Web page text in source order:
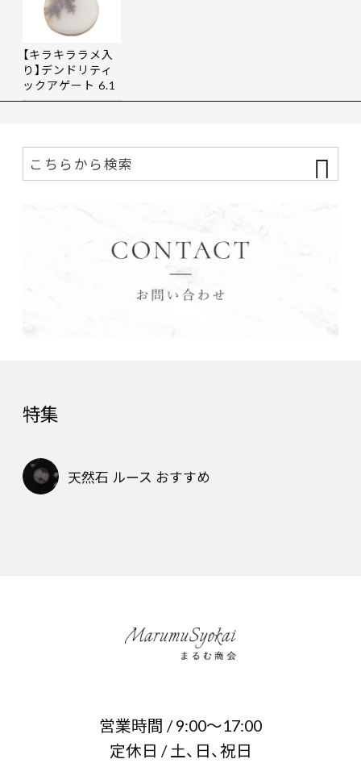
【キラキララメ入
り】デンドリティ
ックアゲート 6.1
9ct
特集
天然石 ルース おすすめ
営業時間 / 9:00～17:00
定休日 / 土、日、祝日